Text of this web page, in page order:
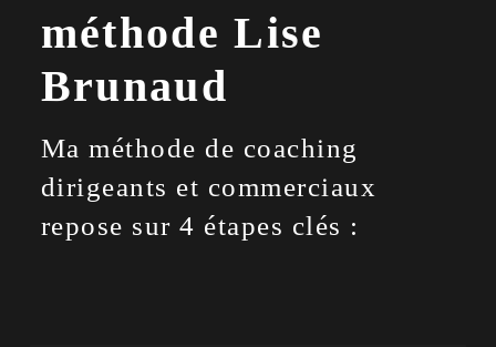
méthode Lise
Brunaud
Ma méthode de coaching
dirigeants et commerciaux
repose sur 4 étapes clés :